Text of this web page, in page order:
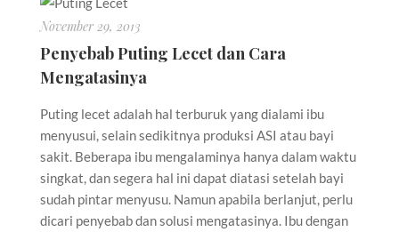
November 29, 2013
Penyebab Puting Lecet dan Cara
Mengatasinya
Puting lecet adalah hal terburuk yang dialami ibu
menyusui, selain sedikitnya produksi ASI atau bayi
sakit. Beberapa ibu mengalaminya hanya dalam waktu
singkat, dan segera hal ini dapat diatasi setelah bayi
sudah pintar menyusu. Namun apabila berlanjut, perlu
dicari penyebab dan solusi mengatasinya. Ibu dengan